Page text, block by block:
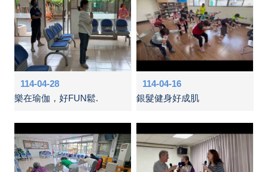
114-04-28
樂在瑜伽，好FUN鬆.
114-04-16
銀髮健身好成肌